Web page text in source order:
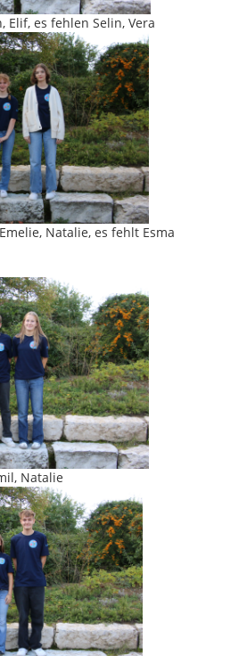
Elif, es fehlen Selin, Vera
Natalie, es fehlt Esma
Natalie